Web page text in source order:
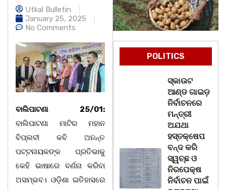
Utkal Bulletin
January 25, 2025
No Comments
ବାଲିପାଟଣା 25/01:
ବାଲିପାଟଣା ମାଟିର ମହାନ
ବିପ୍ଲବୀ କବି ଅନନ୍ତ
ପଟ୍ଟନାୟକଙ୍କ ପ୍ରତିଭାକୁ
କେହି ଭାଷାରେ ବର୍ଣନା କରିବା
ଅସମ୍ଭବ। ଓଡ଼ିଶା ଇତିହାସରେ
POLITICS
ସ୍କାଉଟ
ଆଣ୍ଡ ଗାଇଡ଼
ନିର୍ବାଚନରେ
ମନ୍ତ୍ରୀ
ଅଯଥା
ହସ୍ତକ୍ଷେପ
ବନ୍ଦ କରି
ସ୍ୱଚ୍ଛ ଓ
ନିରପେକ୍ଷ
ନିର୍ବାଚନ ପାଇଁ